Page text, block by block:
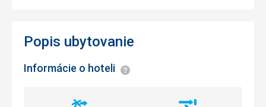
Popis ubytovanie
Informácie o hoteli Informácie